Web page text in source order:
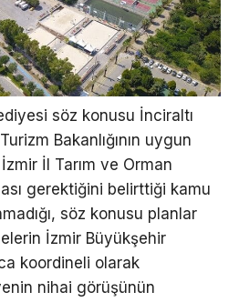
söz konusu İnciraltı
Bakanlığının uygun
İl Tarım ve Orman
gerektiğini belirttiği kamu
söz konusu planlar
İzmir Büyükşehir
koordineli olarak
nihai görüşünün